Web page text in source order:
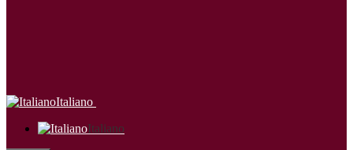
Italiano
Italiano